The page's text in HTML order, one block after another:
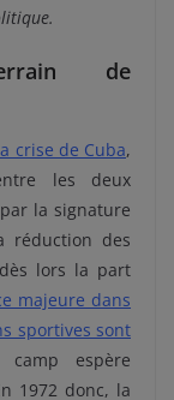
de
crise de Cuba,
les deux
la signature
réduction des
lors la part
majeure dans
sportives sont
espère
1972 donc, la